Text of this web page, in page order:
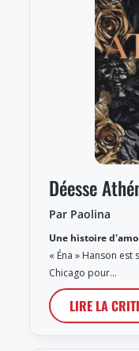
Déesse
Par Paolina
Une histoire
« Éna » Hanson
Chicago pour…
LIRE LA